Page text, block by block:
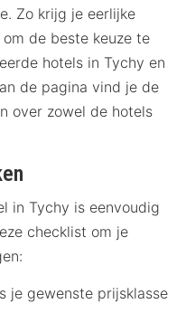
Zo krijg je eerlijke
de beste keuze te
hotels in Tychy en
de pagina vind je de
over zowel de hotels
in Tychy is eenvoudig
checklist om je
je gewenste prijsklasse